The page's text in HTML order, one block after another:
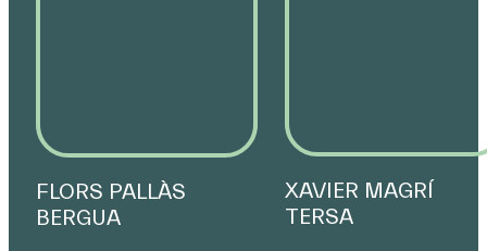
FLORS PALLÀS
BERGUA
XAVIER MAGRÍ
TERSA